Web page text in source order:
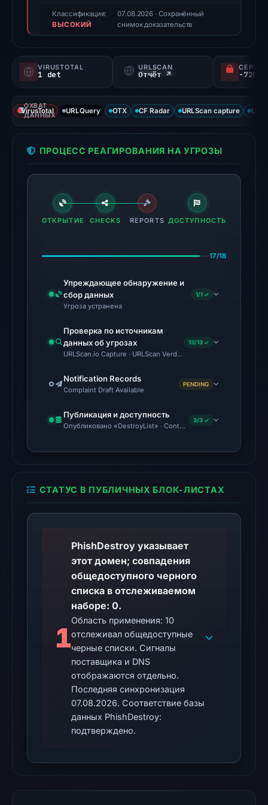
triage
score,
probability).
signals:
93
flagged
the
Jul
2026
at
UTC.
The
latest
probe
HTTP
on
2026
content
was
unavailable
the
checked
location.
This
does
not
establish
the
observations:
Классификация:
ВЫСОКИЙ
07.08.2026 · Сохранённый
снимок доказательств
VIRUSTOTAL
1 det
URLSCAN
Отчёт ↗
ОХВАТ
ДАННЫХ
VirusTotal URLQuery OTX CF Radar URLScan capture
ПРОЦЕСС РЕАГИРОВАНИЯ НА УГРОЗЫ
ОТКРЫТИЕ CHECKS REPORTS ДОСТУПНОСТЬ
17/18
Упреждающее обнаружение и
сбор данных
Угроза устранена
1/1 ✓
Проверка по источникам
данных об угрозах
URLScan.io Capture · URLScan Verdict · Cloudflare Radar
13/13 ✓
Notification Records
Complaint Draft Available
PENDING
Публикация и доступность
Опубликовано «DestroyList» · Content Observed Unavailable
3/3 ✓
СТАТУС В ПУБЛИЧНЫХ БЛОК-ЛИСТАХ
1
PhishDestroy указывает
этот домен; совпадения
общедоступного черного
списка в отслеживаемом
наборе: 0.
Область применения: 10
отслеживал общедоступные
черные списки. Сигналы
поставщика и DNS
отображаются отдельно.
Последняя синхронизация
07.08.2026. Соответствие базы
данных PhishDestroy:
подтверждено.